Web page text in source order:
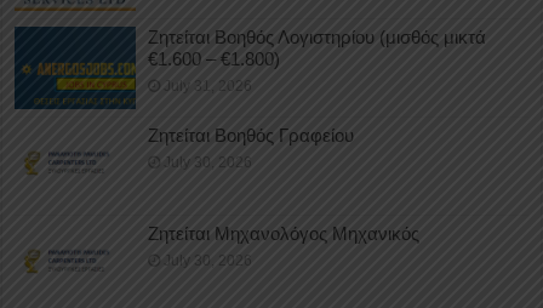
Ζητείται Βοηθός Λογιστηρίου (μισθός μικτά
€1.600 – €1.800)
July 31, 2026
Ζητείται Βοηθός Γραφείου
July 30, 2026
Ζητείται Μηχανολόγος Μηχανικός
July 30, 2026